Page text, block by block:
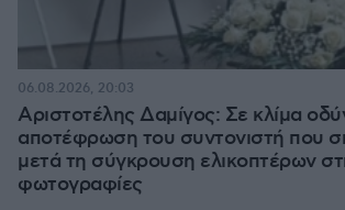
Αριστοτέλης Δαμίγος: Σε κλίμα
αποτέφρωση του συντονιστή που
μετά τη σύγκρουση ελικοπτέρων
φωτογραφίες
06.08.2026, 20:03